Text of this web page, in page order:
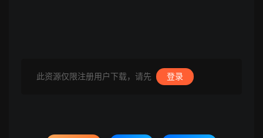
此资源仅限注册用户下载，请先 登录